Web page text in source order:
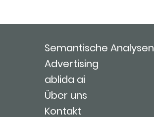
Semantische Analysen
Advertising
ablida ai
Über uns
Kontakt